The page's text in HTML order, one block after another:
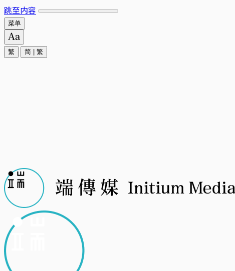
跳至内容
菜单
繁 简 繁